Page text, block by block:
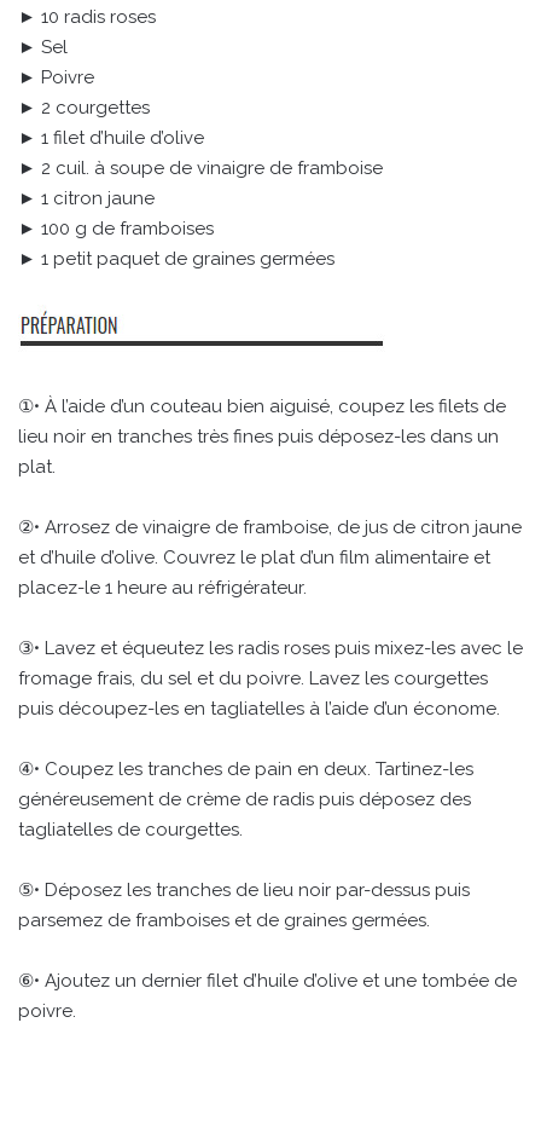
► 10 radis roses
► Sel
► Poivre
► 2 courgettes
► 1 filet d’huile d’olive
► 2 cuil. à soupe de vinaigre de framboise
► 1 citron jaune
► 100 g de framboises
► 1 petit paquet de graines germées
①• À l’aide d’un couteau bien aiguisé, coupez les filets de
lieu noir en tranches très fines puis déposez-les dans un
plat.
②• Arrosez de vinaigre de framboise, de jus de citron jaune
et d’huile d’olive. Couvrez le plat d’un film alimentaire et
placez-le 1 heure au réfrigérateur.
③• Lavez et équeutez les radis roses puis mixez-les avec le
fromage frais, du sel et du poivre. Lavez les courgettes
puis découpez-les en tagliatelles à l’aide d’un économe.
④• Coupez les tranches de pain en deux. Tartinez-les
généreusement de crème de radis puis déposez des
tagliatelles de courgettes.
⑤• Déposez les tranches de lieu noir par-dessus puis
parsemez de framboises et de graines germées.
⑥• Ajoutez un dernier filet d’huile d’olive et une tombée de
poivre.